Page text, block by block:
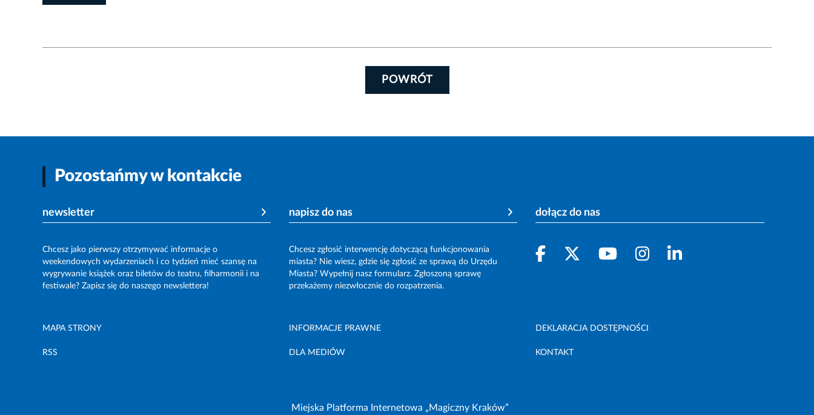
POWRÓT
Pozostańmy w kontakcie
newsletter
Chcesz jako pierwszy otrzymywać informacje o
weekendowych wydarzeniach i co tydzień mieć szansę na
wygrywanie książek oraz biletów do teatru, filharmonii i na
festiwale? Zapisz się do naszego newslettera!
napisz do nas
Chcesz zgłosić interwencję dotyczącą funkcjonowania
miasta? Nie wiesz, gdzie się zgłosić ze sprawą do Urzędu
Miasta? Wypełnij nasz formularz. Zgłoszoną sprawę
przekażemy niezwłocznie do rozpatrzenia.
dołącz do nas
MAPA STRONY INFORMACJE PRAWNE DEKLARACJA DOSTĘPNOŚCI
RSS DLA MEDIÓW KONTAKT
Miejska Platforma Internetowa „Magiczny Kraków”